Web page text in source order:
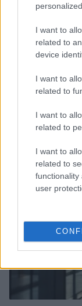
I want to
related to
device
I want to
related to
I want to
related to
I want to
related to
functionality
user
Finanza
italiane
Ilaria Galli · 8 Ago 2026
ESG AZIENDE